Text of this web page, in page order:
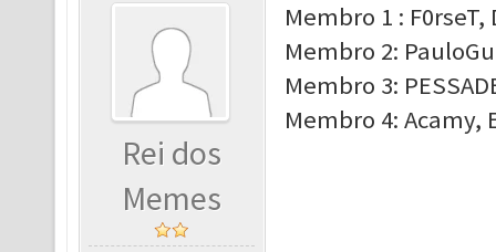
Rei dos
Memes
Membro 1 :
Membro 2:
Membro 3:
Membro 4: Acamy,